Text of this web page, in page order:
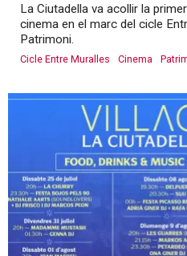
La Ciutadella va acollir la
cinema en el marc del cicle
Patrimoni.
Cicle Entre Muralles Cinema